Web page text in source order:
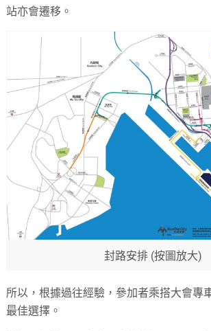
站亦會遷移。
封路安排 (按圖放大)
所以，根據過往經驗，參加者乘搭大會專
最佳選擇。